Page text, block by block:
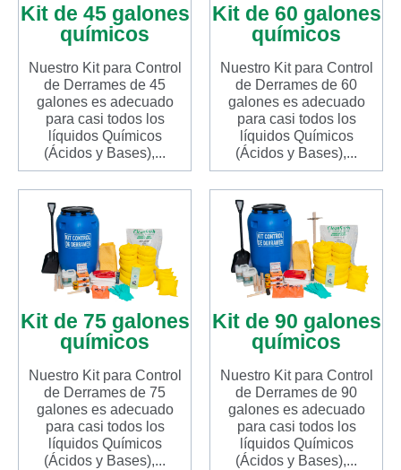
Kit de 45 galones
químicos
Nuestro Kit para Control
de Derrames de 45
galones es adecuado
para casi todos los
líquidos Químicos
(Ácidos y Bases),...
Kit de 60 galones
químicos
Nuestro Kit para Control
de Derrames de 60
galones es adecuado
para casi todos los
líquidos Químicos
(Ácidos y Bases),...
Kit de 75 galones
químicos
Nuestro Kit para Control
de Derrames de 75
galones es adecuado
para casi todos los
líquidos Químicos
(Ácidos y Bases),...
Kit de 90 galones
químicos
Nuestro Kit para Control
de Derrames de 90
galones es adecuado
para casi todos los
líquidos Químicos
(Ácidos y Bases),...